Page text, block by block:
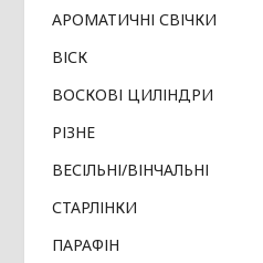
АРОМАТИЧНІ СВІЧКИ
ВІСК
ВОСКОВІ ЦИЛІНДРИ
РІЗНЕ
ВЕСІЛЬНІ/ВІНЧАЛЬНІ
СТАРЛІНКИ
ПАРАФІН